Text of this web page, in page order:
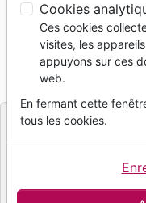
Mon conseiller
Selwyn HUGHES
RéférenceEMP017
Editeur Empreinte
Cookies
Ces cookies
visites, les
appuyons sur ces
web.
En fermant cette
tous les cookies.